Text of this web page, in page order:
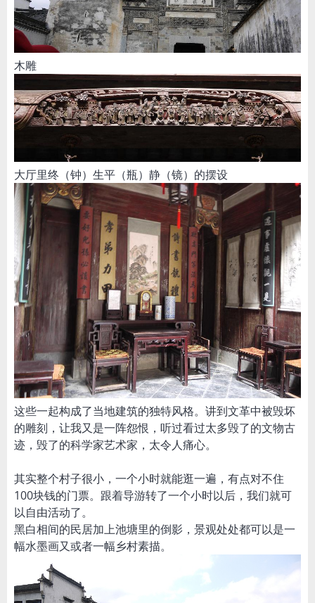
木雕
大厅里终（钟）生平（瓶）静（镜）的摆设
这些一起构成了当地建筑的独特风格。讲到文革中被毁坏
的雕刻，让我又是一阵怨恨，听过看过太多毁了的文物古
迹，毁了的科学家艺术家，太令人痛心。
其实整个村子很小，一个小时就能逛一遍，有点对不住
100块钱的门票。跟着导游转了一个小时以后，我们就可
以自由活动了。
黑白相间的民居加上池塘里的倒影，景观处处都可以是一
幅水墨画又或者一幅乡村素描。